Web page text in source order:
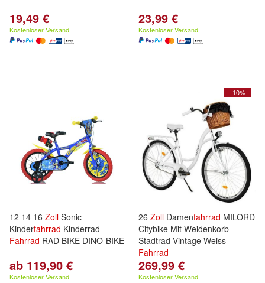
19,49 €
Kostenloser Versand
23,99 €
Kostenloser Versand
12 14 16 Zoll Sonic
Kinderfahrrad Kinderrad
Fahrrad RAD BIKE DINO-BIKE
ab 119,90 €
Kostenloser Versand
- 10%
26 Zoll Damenfahrrad MILORD
Citybike Mit Weidenkorb
Stadtrad Vintage Weiss
Fahrrad
269,99 €
Kostenloser Versand